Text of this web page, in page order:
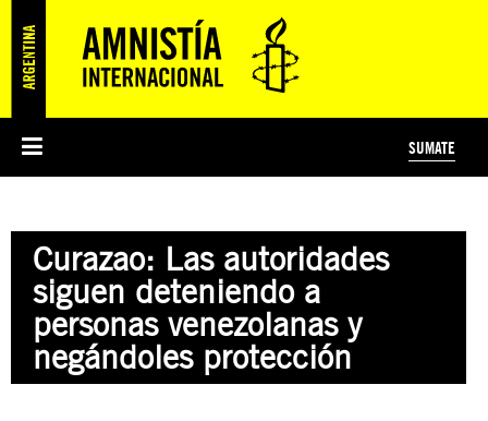
PREGUNTAS FRECUENTES
ÁREAS TEMÁTICAS
JUSTICIA INTERNACIONAL
EDUCACIÓN EN DERECHOS HUMANOS Y JÓVENES
PRENSA
SUSCRIBITE
SUMATE
PREGUNTAS FRECUENTES
Curazao: Las autoridades
siguen deteniendo a
personas venezolanas y
negándoles protección